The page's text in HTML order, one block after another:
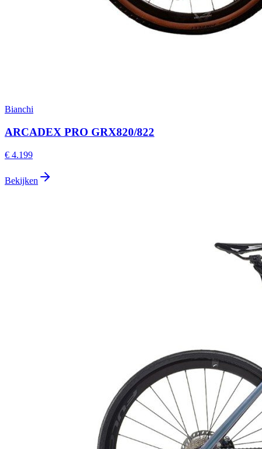
Bianchi
ARCADEX PRO GRX820/822
€ 4.199
Bekijken